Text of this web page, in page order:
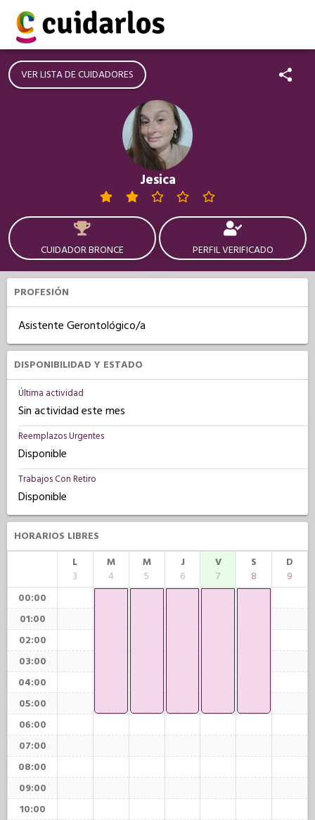
VER LISTA DE CUIDADORES
Jesica
CUIDADOR BRONCE PERFIL VERIFICADO
PROFESIÓN
Asistente Gerontológico/a
DISPONIBILIDAD Y ESTADO
Última actividad
Sin actividad este mes
Reemplazos Urgentes
Disponible
Trabajos Con Retiro
Disponible
HORARIOS LIBRES
L
3
M
4
M
5
J
6
V
7
S
8
D
9
00:00
01:00
02:00
03:00
04:00
05:00
06:00
07:00
08:00
09:00
10:00